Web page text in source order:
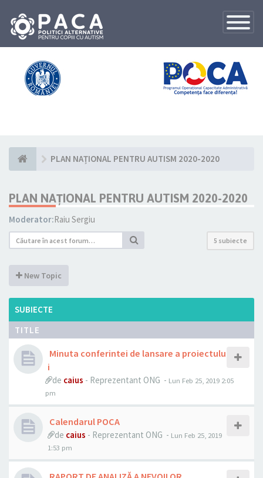
Toggle
PLAN NAȚIONAL PENTRU AUTISM 2020-2020
PLAN NAȚIONAL PENTRU AUTISM 2020-2020
Moderator:Raiu Sergiu
5 subiecte
New Topic
SUBIECTE
TITLE
Minuta conferintei de lansare a proiectulu
i
de caius - Reprezentant ONG - Lun Feb 25, 2019 2:05
pm
Calendarul POCA
de caius - Reprezentant ONG - Lun Feb 25, 2019
1:53 pm